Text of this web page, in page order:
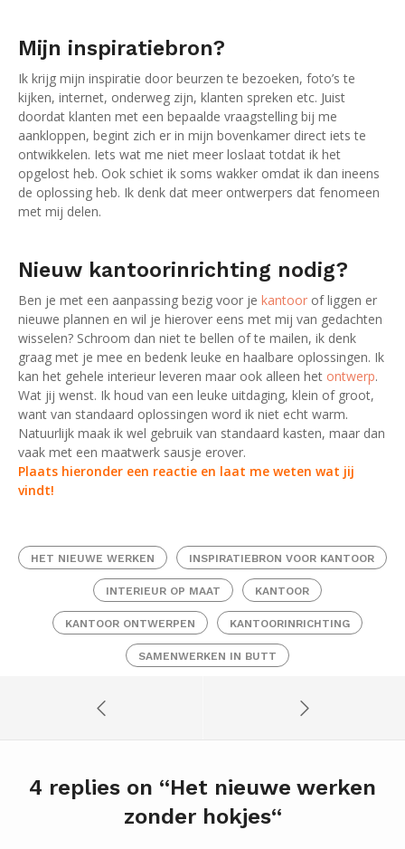
Mijn inspiratiebron?
Ik krijg mijn inspiratie door beurzen te bezoeken, foto’s te
kijken, internet, onderweg zijn, klanten spreken etc. Juist
doordat klanten met een bepaalde vraagstelling bij me
aankloppen, begint zich er in mijn bovenkamer direct iets te
ontwikkelen. Iets wat me niet meer loslaat totdat ik het
opgelost heb. Ook schiet ik soms wakker omdat ik dan ineens
de oplossing heb. Ik denk dat meer ontwerpers dat fenomeen
met mij delen.
Nieuw kantoorinrichting nodig?
Ben je met een aanpassing bezig voor je kantoor of liggen er
nieuwe plannen en wil je hierover eens met mij van gedachten
wisselen? Schroom dan niet te bellen of te mailen, ik denk
graag met je mee en bedenk leuke en haalbare oplossingen. Ik
kan het gehele interieur leveren maar ook alleen het ontwerp.
Wat jij wenst. Ik houd van een leuke uitdaging, klein of groot,
want van standaard oplossingen word ik niet echt warm.
Natuurlijk maak ik wel gebruik van standaard kasten, maar dan
vaak met een maatwerk sausje erover.
Plaats hieronder een reactie en laat me weten wat jij
vindt!
HET NIEUWE WERKEN INSPIRATIEBRON VOOR KANTOOR
INTERIEUR OP MAAT KANTOOR
KANTOOR ONTWERPEN KANTOORINRICHTING
SAMENWERKEN IN BUTT
4 replies on “Het nieuwe werken
zonder hokjes“